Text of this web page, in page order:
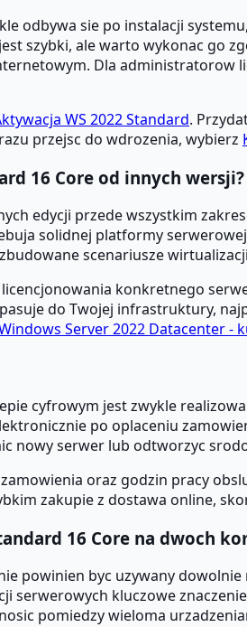
odbywa sie po instalacji
szybki, ale warto wykonac go
Dla administratorow
WS 2022 Standard.
przejsc do wdrozenia, wybierz
16 Core od innych wersji?
edycji przede wszystkim
solidnej platformy
scenariusze
konkretnego
do Twojej infrastruktury,
Server 2022 Datacenter -
cyfrowym jest zwykle
po oplaceniu
nowy serwer lub odtworzyc
oraz godzin pracy
zakupie z dostawa online,
16 Core na dwoch
powinien byc uzywany
kluczowe
pomiedzy wieloma